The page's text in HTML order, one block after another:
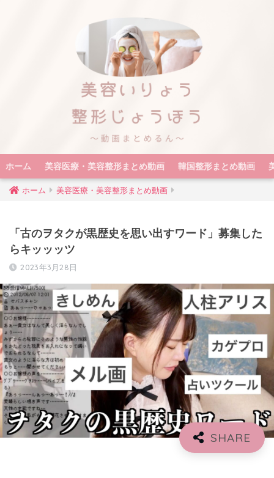
ホーム 美容医療・美容整形まとめ動画 韓国整形まとめ動画
ホーム 美容医療・美容整形まとめ動画
「古のヲタクが黒歴史を思い出すワード」募集した
らキッッッツ
2023年3月28日